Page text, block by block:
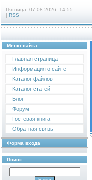
Пятница, 07.08.2026, 14:55
| RSS
Меню сайта
Главная страница
Информация о сайте
Каталог файлов
Каталог статей
Блог
Форум
Гостевая книга
Обратная связь
Форма входа
Поиск